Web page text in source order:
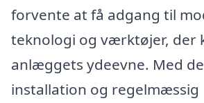
forvente at få adgang til
teknologi og værktøjer, der
anlæggets ydeevne. Med
installation og regelmæssig